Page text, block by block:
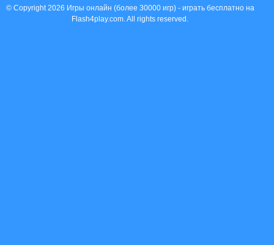
© Copyright 2026 Игры онлайн (более 30000 игр) - играть бесплатно на
Flash4play.com. All rights reserved.